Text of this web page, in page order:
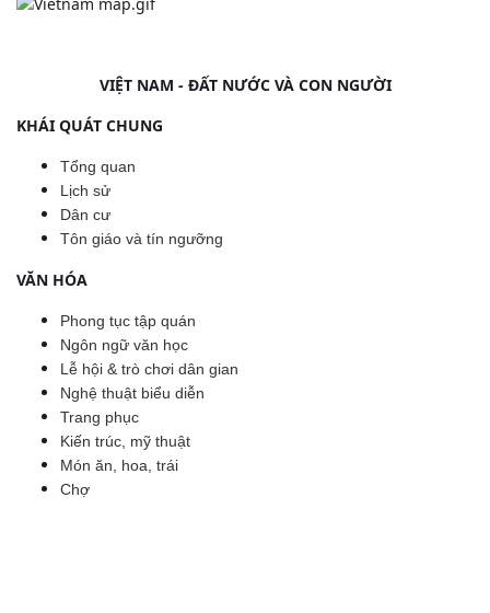
VIỆT NAM - ĐẤT NƯỚC VÀ CON NGƯỜI
KHÁI QUÁT CHUNG
Tổng quan
Lịch sử
Dân cư
Tôn giáo và tín ngưỡng
VĂN HÓA
Phong tục tập quán
Ngôn ngữ văn học
Lễ hội & trò chơi dân gian
Nghệ thuật biểu diễn
Trang phục
Kiến trúc, mỹ thuật
Món ăn, hoa, trái
Chợ